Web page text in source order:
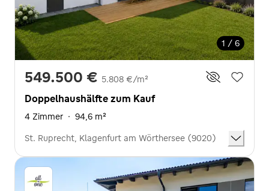
1 / 6
549.500 € 5.808 €/m²
Doppelhaushälfte zum Kauf
4 Zimmer · 94,6 m²
St. Ruprecht, Klagenfurt am Wörthersee (9020)